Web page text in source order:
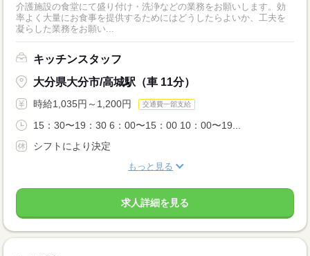
介護施設の食堂にて盛り付け・洗浄などの業務をお願いします。効
率よく大量にお食事を提供するためにはどうしたらよいか、工夫を
凝らした業務をお願い...
キッチンスタッフ
大分県大分市/高城駅（車 11分）
時給1,035円～1,200円 交通費一部支給
15：30〜19：30 6：00〜15：00 10：00〜19...
シフトにより決定
もっと見る
求人詳細を見る